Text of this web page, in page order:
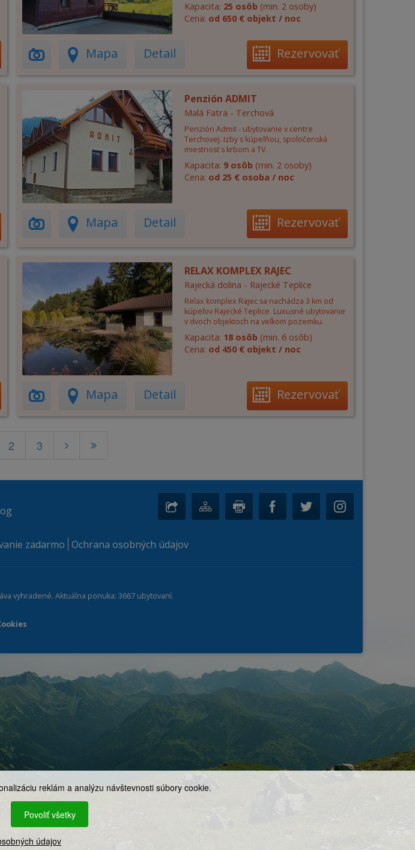
reklám a analýzu návštevnosti súbory cookie.
Povoliť všetky
údajov
Kapacita: 25 osôb (min. 2 osoby)
Cena: od 650 € objekt / noc
Mapa Detail Rezervovať
Penzión ADMIT
Malá Fatra - Terchová
Penzión Admit - ubytovanie v centre
Terchovej. Izby s kúpeľňou, spoločenská
miestnosť s krbom a TV.
Kapacita: 9 osôb (min. 2 osoby)
Cena: od 25 € osoba / noc
Mapa Detail Rezervovať
RELAX KOMPLEX RAJEC
Rajecká dolina - Rajecké Teplice
Relax komplex Rajec sa nachádza 3 km od
kúpeľov Rajecké Teplice. Luxusné ubytovanie
v dvoch objektoch na veľkom pozemku.
Kapacita: 18 osôb (min. 6 osôb)
Cena: od 450 € objekt / noc
Mapa Detail Rezervovať
2 3
zadarmo Ochrana osobných údajov
vyhradené. Aktuálna ponuka: 3667 ubytovaní.